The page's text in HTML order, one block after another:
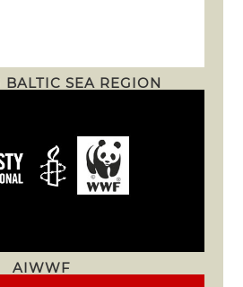
BALTIC SEA REGION
AIWWF